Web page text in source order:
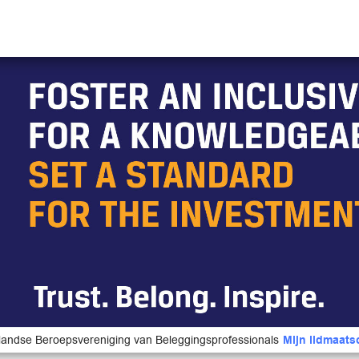
Beroepsvereniging van Beleggingsprofessionals Mijn